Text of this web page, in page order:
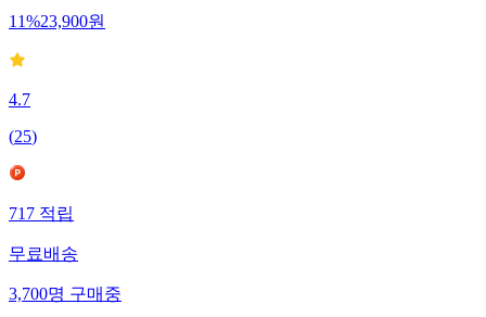
11%23,900원
4.7
(25)
717적립
무료배송
3,700명구매중